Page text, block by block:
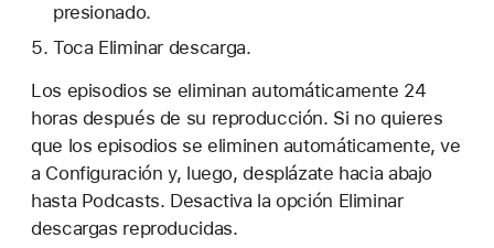
presionado.
Toca Eliminar descarga.
Los episodios se eliminan automáticamente 24
horas después de su reproducción. Si no quieres
que los episodios se eliminen automáticamente, ve
a Configuración y, luego, desplázate hacia abajo
hasta Podcasts. Desactiva la opción Eliminar
descargas reproducidas.